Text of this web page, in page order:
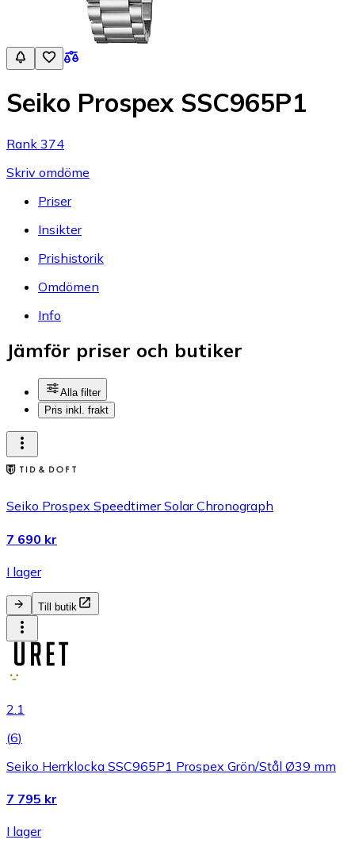
Seiko Prospex SSC965P1
Rank 374
Skriv omdöme
Priser
Insikter
Prishistorik
Omdömen
Info
Jämför priser och butiker
Alla filter
Pris inkl. frakt
Seiko Prospex Speedtimer Solar Chronograph
7 690 kr
I lager
Till butik
2.1
(6)
Seiko Herrklocka SSC965P1 Prospex Grön/Stål Ø39 mm
7 795 kr
I lager